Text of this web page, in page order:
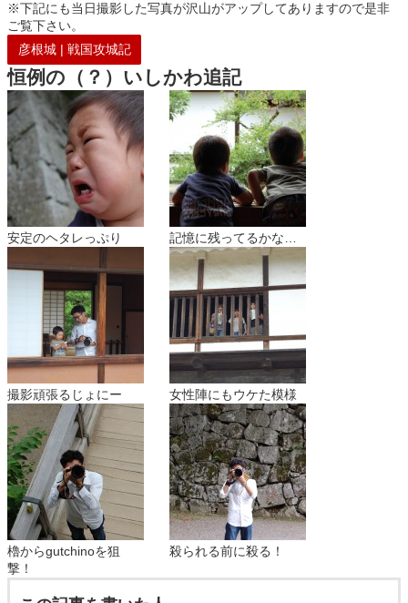
※下記にも当日撮影した写真が沢山がアップしてありますので是非
ご覧下さい。
彦根城 | 戦国攻城記
恒例の（？）いしかわ追記
安定のヘタレっぷり 記憶に残ってるかな…
撮影頑張るじょにー 女性陣にもウケた模様
櫓からgutchinoを狙
撃！
殺られる前に殺る！